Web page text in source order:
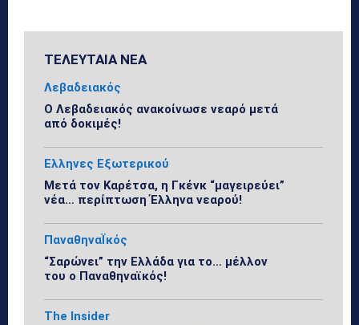
ΤΕΛΕΥΤΑΙΑ ΝΕΑ
Λεβαδειακός
Ο Λεβαδειακός ανακοίνωσε νεαρό μετά
από δοκιμές!
Ελληνες Εξωτερικού
Μετά τον Καρέτσα, η Γκένκ “μαγειρεύει”
νέα… περίπτωση Έλληνα νεαρού!
ΠαναθηναΪκός
“Σαρώνει” την Ελλάδα για το… μέλλον
του ο Παναθηναϊκός!
The Insider